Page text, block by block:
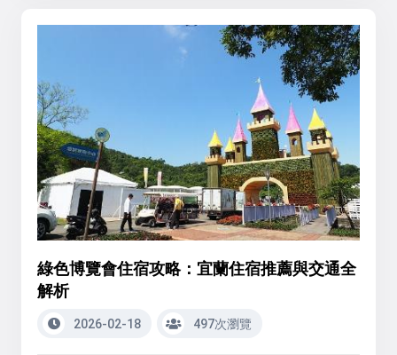
綠色博覽會住宿攻略：宜蘭住宿推薦與交通全
解析
2026-02-18 497次瀏覽